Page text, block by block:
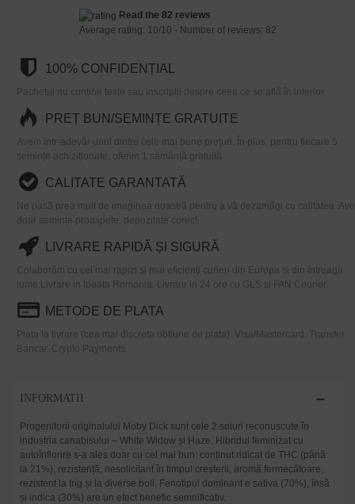
Read the 82 reviews
Average rating: 10/10 - Number of reviews: 82
100% CONFIDENȚIAL
Pachetul nu conține texte sau inscripții despre ceea ce se află în interior.
PREȚ BUN/SEMINȚE GRATUITE
Avem într-adevăr unul dintre cele mai bune prețuri. În plus, pentru fiecare 5
semințe achiziționate, oferim 1 sămânță gratuită.
CALITATE GARANTATĂ
Ne pasă prea mult de imaginea noastră pentru a vă dezamăgi cu calitatea.
doar semințe proaspete, depozitate corect.
LIVRARE RAPIDĂ ȘI SIGURĂ
Colaborăm cu cei mai rapizi și mai eficienți curieri din Europa și din întreaga
lume.Livrare in toaata Romania. Livrare in 24 ore cu GLS si FAN Courier.
METODE DE PLATA
Plata la livrare (cea mai discreta obtiune de plata). Visa/Mastercard. Transfer
Bancar. Crypto Payments.
INFORMATII
Progenitorii originalului Moby Dick sunt cele 2 soiuri reconuscute în
industria canabisului – White Widow și Haze. Hibridul feminizat cu
autoînflorire s-a ales doar cu cel mai bun: conținut ridicat de THC (până
la 21%), rezistență, nesolicitant în timpul creșterii, aromă fermecătoare,
rezistent la frig și la diverse boli. Fenotipul dominant e sativa (70%), însă
și indica (30%) are un efect benefic semnificativ.